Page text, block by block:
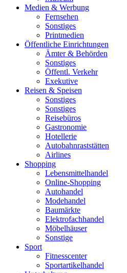
Medien & Werbung
Fernsehen
Sonstiges
Printmedien
Öffentliche Einrichtungen
Ämter & Behörden
Sonstiges
Öffentl. Verkehr
Exekutive
Reisen & Speisen
Sonstiges
Sonstiges
Reisebüros
Gastronomie
Hotellerie
Autobahnraststätten
Airlines
Shopping
Lebensmittelhandel
Online-Shopping
Autohandel
Modehandel
Baumärkte
Elektrofachhandel
Möbelhäuser
Sonstige
Sport
Fitnesscenter
Sportartikelhandel